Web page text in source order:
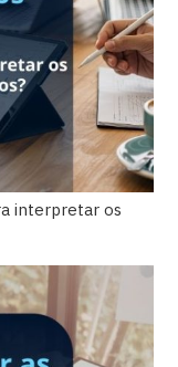
interpretar os